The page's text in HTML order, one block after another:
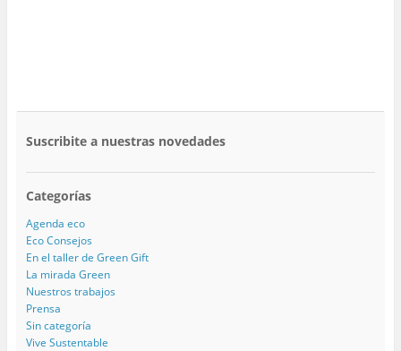
Suscribite a nuestras novedades
Categorías
Agenda eco
Eco Consejos
En el taller de Green Gift
La mirada Green
Nuestros trabajos
Prensa
Sin categoría
Vive Sustentable